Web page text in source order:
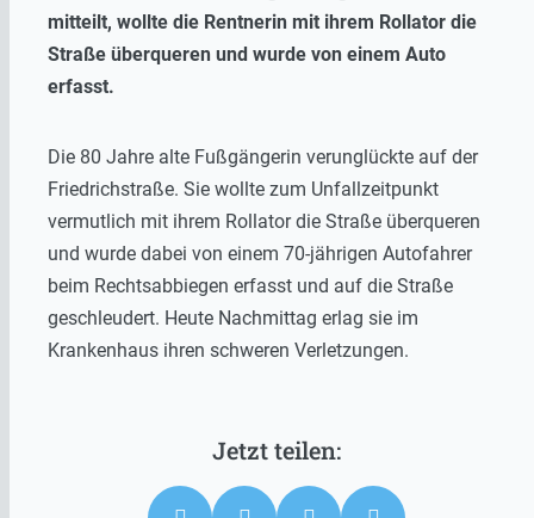
mitteilt, wollte die Rentnerin mit ihrem Rollator die
Straße überqueren und wurde von einem Auto
erfasst.
Die 80 Jahre alte Fußgängerin verunglückte auf der
Friedrichstraße. Sie wollte zum Unfallzeitpunkt
vermutlich mit ihrem Rollator die Straße überqueren
und wurde dabei von einem 70-jährigen Autofahrer
beim Rechtsabbiegen erfasst und auf die Straße
geschleudert. Heute Nachmittag erlag sie im
Krankenhaus ihren schweren Verletzungen.